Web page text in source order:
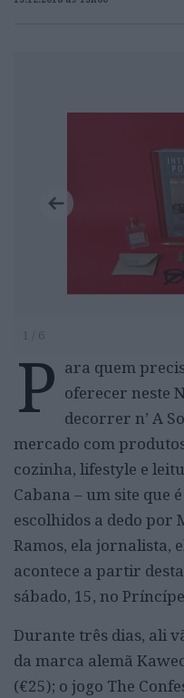
1 / 6
P ara quem
oferecer neste
decorrer n’ A
mercado com
cozinha, lifestyle e
Cabana – um site que
escolhidos a dedo por
Ramos, ela jornalista,
acontece a partir
sábado, 15, no
Durante três dias, ali
da marca alemã
(€25); o jogo The